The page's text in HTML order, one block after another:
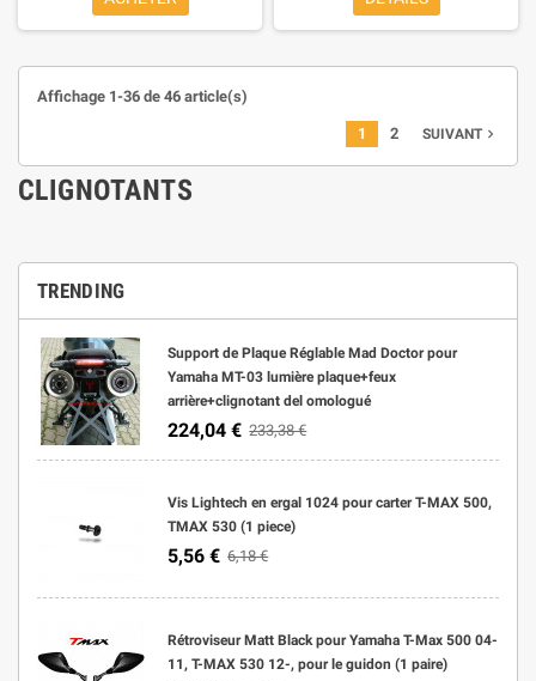
TRENDING
Support de Plaque Réglable Mad Doctor pour
Yamaha MT-03 lumière plaque+feux
arrière+clignotant del omologué
224,04 € 233,38 €
Vis Lightech en ergal 1024 pour carter T-MAX 500,
TMAX 530 (1 piece)
5,56 € 6,18 €
Rétroviseur Matt Black pour Yamaha T-Max 500 04-
11, T-MAX 530 12-, pour le guidon (1 paire)
Affichage 1-36 de 46 article(s)
1 2 SUIVANTnavigate_next
CLIGNOTANTS